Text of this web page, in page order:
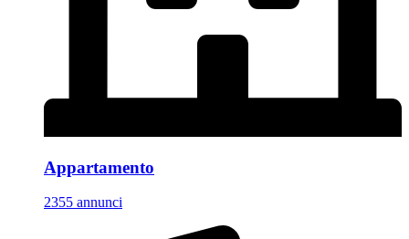
Appartamento
2355 annunci